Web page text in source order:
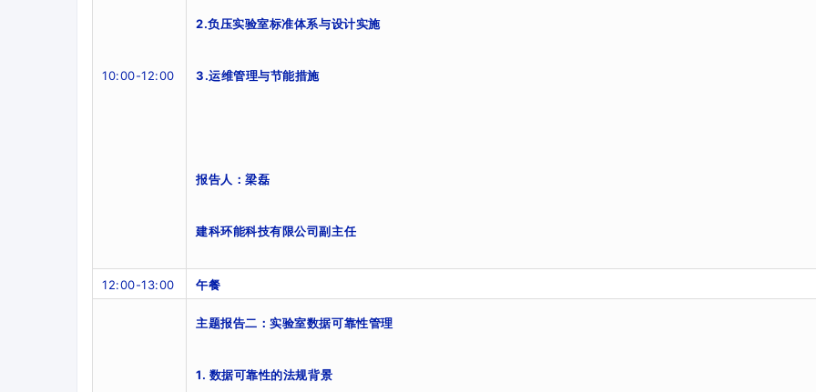
10:00-12:00
2.负压实验室标准体系与设计实施
3.运维管理与节能措施
报告人：梁磊
建科环能科技有限公司副主任
12:00-13:00 午餐
主题报告二 ：实验室数据可靠性管理
1. 数据可靠性的法规背景